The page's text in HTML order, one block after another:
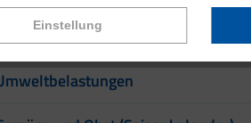
Einstellung
Glykämischer Index (GI) –